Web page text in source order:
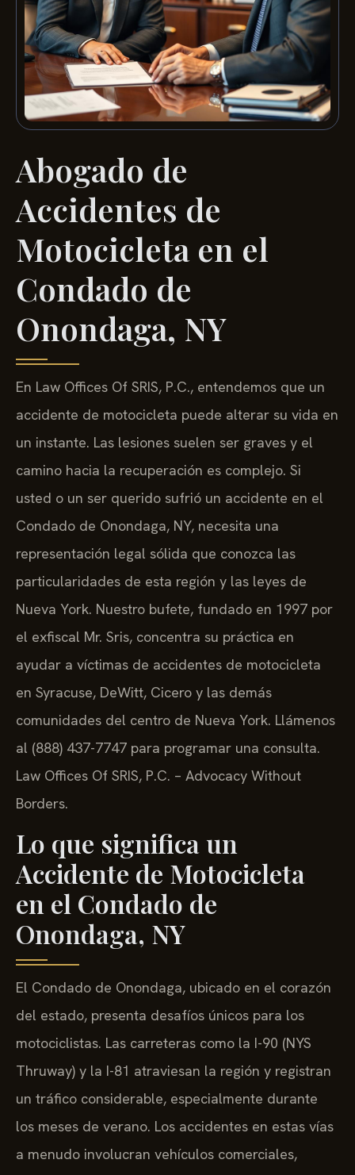
Abogado de
Accidentes de
Motocicleta en el
Condado de
Onondaga, NY
En Law Offices Of SRIS, P.C., entendemos que un
accidente de motocicleta puede alterar su vida en
un instante. Las lesiones suelen ser graves y el
camino hacia la recuperación es complejo. Si
usted o un ser querido sufrió un accidente en el
Condado de Onondaga, NY, necesita una
representación legal sólida que conozca las
particularidades de esta región y las leyes de
Nueva York. Nuestro bufete, fundado en 1997 por
el exfiscal Mr. Sris, concentra su práctica en
ayudar a víctimas de accidentes de motocicleta
en Syracuse, DeWitt, Cicero y las demás
comunidades del centro de Nueva York. Llámenos
al (888) 437-7747 para programar una consulta.
Law Offices Of SRIS, P.C. – Advocacy Without
Borders.
Lo que significa un
Accidente de Motocicleta
en el Condado de
Onondaga, NY
El Condado de Onondaga, ubicado en el corazón
del estado, presenta desafíos únicos para los
motociclistas. Las carreteras como la I-90 (NYS
Thruway) y la I-81 atraviesan la región y registran
un tráfico considerable, especialmente durante
los meses de verano. Los accidentes en estas vías
a menudo involucran vehículos comerciales,